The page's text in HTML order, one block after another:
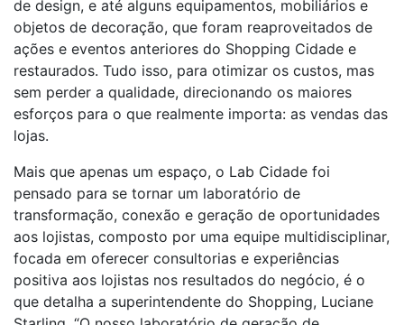
de design, e até alguns equipamentos, mobiliários e
objetos de decoração, que foram reaproveitados de
ações e eventos anteriores do Shopping Cidade e
restaurados. Tudo isso, para otimizar os custos, mas
sem perder a qualidade, direcionando os maiores
esforços para o que realmente importa: as vendas das
lojas.
Mais que apenas um espaço, o Lab Cidade foi
pensado para se tornar um laboratório de
transformação, conexão e geração de oportunidades
aos lojistas, composto por uma equipe multidisciplinar,
focada em oferecer consultorias e experiências
positiva aos lojistas nos resultados do negócio, é o
que detalha a superintendente do Shopping, Luciane